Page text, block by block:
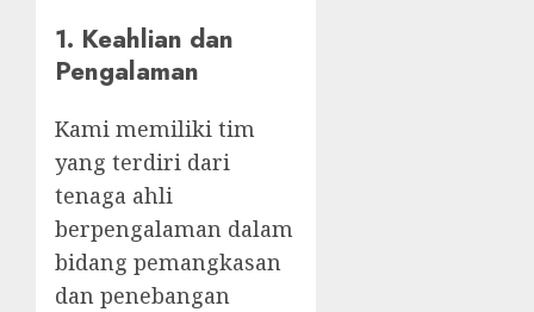
1. Keahlian dan
Pengalaman
Kami memiliki tim
yang terdiri dari
tenaga ahli
berpengalaman dalam
bidang pemangkasan
dan penebangan